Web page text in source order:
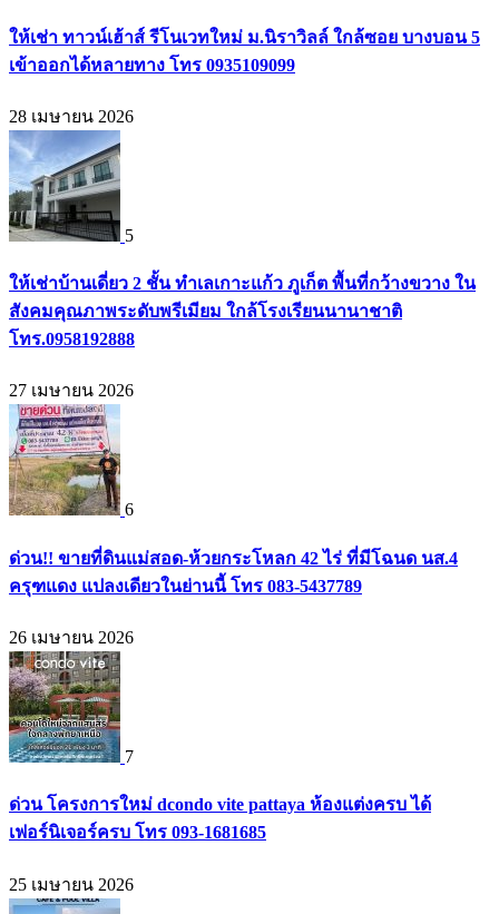
ให้เช่า ทาวน์เฮ้าส์ รีโนเวทใหม่ ม.นิราวิลล์ ใกล้ซอย บางบอน 5
เข้าออกได้หลายทาง โทร 0935109099
28 เมษายน 2026
5
ให้เช่าบ้านเดี่ยว 2 ชั้น ทำเลเกาะแก้ว ภูเก็ต พื้นที่กว้างขวาง ใน
สังคมคุณภาพระดับพรีเมียม ใกล้โรงเรียนนานาชาติ
โทร.0958192888
27 เมษายน 2026
6
ด่วน!! ขายที่ดินแม่สอด-ห้วยกระโหลก 42 ไร่ ที่มีโฉนด นส.4
ครุฑแดง แปลงเดียวในย่านนี้ โทร 083-5437789
26 เมษายน 2026
7
ด่วน โครงการใหม่ dcondo vite pattaya ห้องแต่งครบ ได้
เฟอร์นิเจอร์ครบ โทร 093-1681685
25 เมษายน 2026